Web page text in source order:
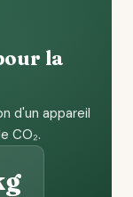
la
d'un appareil
CO₂.